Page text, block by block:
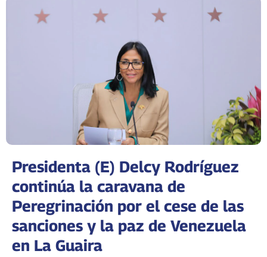
Presidenta (E) Delcy Rodríguez
continúa la caravana de
Peregrinación por el cese de las
sanciones y la paz de Venezuela
en La Guaira